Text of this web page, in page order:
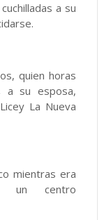
a su
quien horas
a su esposa,
La Nueva
mientras era
un centro